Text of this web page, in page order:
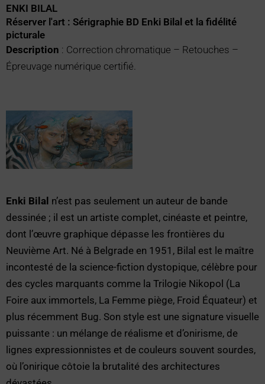
ENKI BILAL
Réserver l'art : Sérigraphie BD Enki Bilal et la fidélité
picturale
Description : Correction chromatique – Retouches –
Épreuvage numérique certifié.
Enki Bilal n’est pas seulement un auteur de bande
dessinée ; il est un artiste complet, cinéaste et peintre,
dont l’œuvre graphique dépasse les frontières du
Neuvième Art. Né à Belgrade en 1951, Bilal est le maître
incontesté de la science-fiction dystopique, célèbre pour
des cycles marquants comme la Trilogie Nikopol (La
Foire aux immortels, La Femme piège, Froid Équateur) et
plus récemment Bug. Son style est une signature visuelle
puissante : un mélange de réalisme et d’onirisme, de
lignes expressionnistes et de couleurs souvent sourdes,
où l’onirique côtoie la brutalité des architectures